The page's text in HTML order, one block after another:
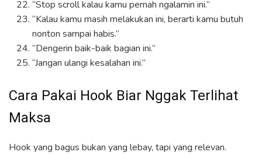
“Stop scroll kalau kamu pernah ngalamin ini.”
“Kalau kamu masih melakukan ini, berarti kamu butuh
nonton sampai habis.”
“Dengerin baik-baik bagian ini.”
“Jangan ulangi kesalahan ini.”
Cara Pakai Hook Biar Nggak Terlihat
Maksa
Hook yang bagus bukan yang lebay, tapi yang relevan.